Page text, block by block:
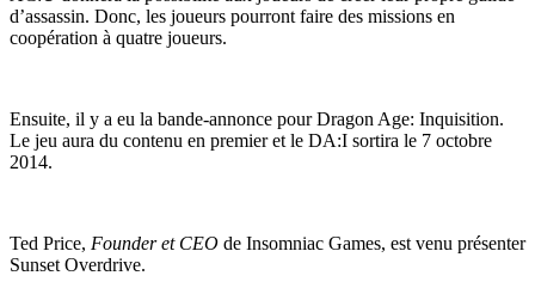
d’assassin. Donc, les joueurs pourront faire des missions en
coopération à quatre joueurs.
Ensuite, il y a eu la bande-annonce pour Dragon Age: Inquisition.
Le jeu aura du contenu en premier et le DA:I sortira le 7 octobre
2014.
Ted Price, Founder et CEO de Insomniac Games, est venu présenter
Sunset Overdrive.